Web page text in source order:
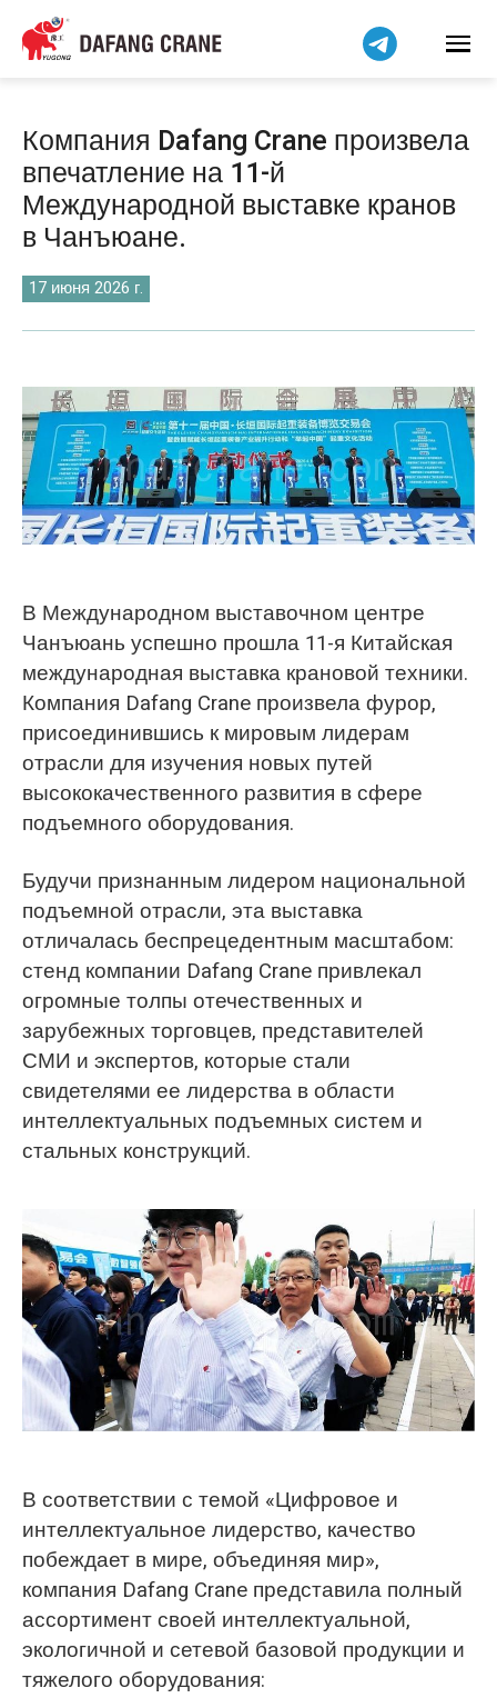
Компания Dafang Crane произвела
впечатление на 11-й
Международной выставке кранов
в Чанъюане.
17 июня 2026 г.
В Международном выставочном центре
Чанъюань успешно прошла 11-я Китайская
международная выставка крановой техники.
Компания Dafang Crane произвела фурор,
присоединившись к мировым лидерам
отрасли для изучения новых путей
высококачественного развития в сфере
подъемного оборудования.
Будучи признанным лидером национальной
подъемной отрасли, эта выставка
отличалась беспрецедентным масштабом:
стенд компании Dafang Crane привлекал
огромные толпы отечественных и
зарубежных торговцев, представителей
СМИ и экспертов, которые стали
свидетелями ее лидерства в области
интеллектуальных подъемных систем и
стальных конструкций.
В соответствии с темой «Цифровое и
интеллектуальное лидерство, качество
побеждает в мире, объединяя мир»,
компания Dafang Crane представила полный
ассортимент своей интеллектуальной,
экологичной и сетевой базовой продукции и
тяжелого оборудования:
Bahasa Indonesia
Bahasa Melayu
বাংলা
فارسی
Pilipino
Українська
Čeština
Kiswahili
Dansk
Norsk
O‘zbekcha